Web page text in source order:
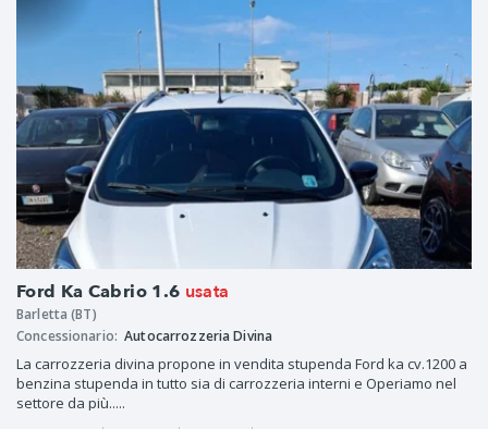
Ford Ka Cabrio 1.6 usata
Barletta (BT)
Concessionario: Autocarrozzeria Divina
La carrozzeria divina propone in vendita stupenda Ford ka cv.1200 a
benzina stupenda in tutto sia di carrozzeria interni e Operiamo nel
settore da più.....